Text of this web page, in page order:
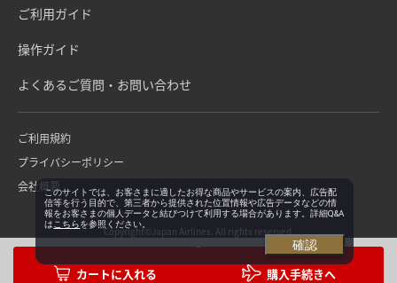
購入手続きへ
ご利用ガイド
操作ガイド
よくあるご質問・お問い合わせ
ご利用規約
プライバシーポリシー
会社概要
Copyright©Japan Airlines. All rights reserved.
このサイトでは、お客さまに適したお得な商品やサービスの案内、広告配
信等を行う目的で、第三者から提供された位置情報や広告データなどの情
報をお客さまの個人データと結びつけて利用する場合があります。詳細Q&A
は こちらを参照ください。
確認